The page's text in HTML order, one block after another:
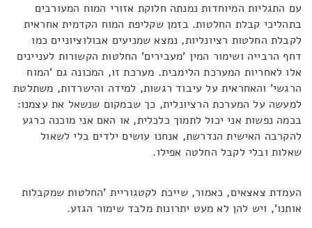
עם התגליות המיוחדות נמנתה חלוקת אזורי המוח המעורבים
בתהליכי קבלת החלטות. בזמן שקליפת המוח הקדמית אחראית
לקבלת החלטות רציונליות, נמצא שמניעים אבולוציוניים כמו
דחף הרבייה ושימור המין 'מעבירים' החלטות הקשורות לעניינים
אלו לאחריות המערכת הלימבית. מערכת זו, המכונה גם 'המוח
הרגשי' והאחראית על עיבוד רגשות, למידה והישרדות, משתלטת
למעשה על המערכת הרציונלית, כך שבמקום שנשאל את עצמנו:
בכמה נפשות אני יכול לתמוך כלכלית, או האם אני מוכנה כרגע
להקרבה האישית הנדרשת, אנחנו עושים ילדים בלי לשאול
שאלות ובלי לקבל החלטה אפילו.
העמדת צאצאים, כאמור, שייכת לקטגוריית 'החלטות שמקבלות
אותנו', ויש להן לא מעט יתרונות מלבד שימור הגזע.